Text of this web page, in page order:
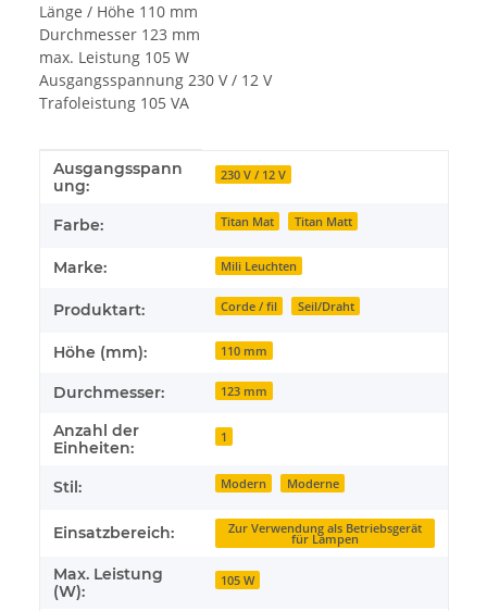
Länge / Höhe 110 mm
Durchmesser 123 mm
max. Leistung 105 W
Ausgangsspannung 230 V / 12 V
Trafoleistung 105 VA
Produkteigenschaft
Wert
Ausgangsspann
ung:
230 V / 12 V
Farbe: Titan Mat Titan Matt
Marke: Mili Leuchten
Produktart: Corde / fil Seil/Draht
Höhe (mm): 110 mm
Durchmesser: 123 mm
Anzahl der
Einheiten:
1
Stil: Modern Moderne
Einsatzbereich: Zur Verwendung als Betriebsgerät
für Lampen
Max. Leistung
(W):
105 W